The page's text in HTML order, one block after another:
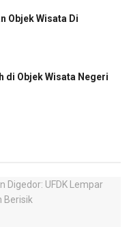
Objek Wisata Di
di Objek Wisata Negeri